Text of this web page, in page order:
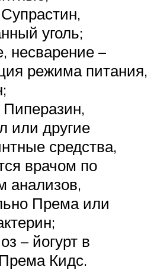
уголь;
несварение –
режима питания,
или другие
средства,
врачом по
анализов,
Према или
– йогурт в
Кидс.